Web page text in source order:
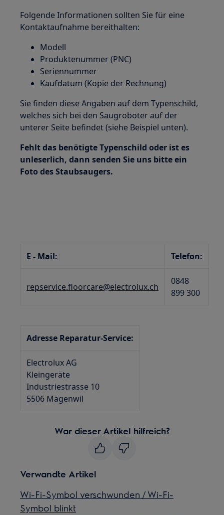
Folgende Informationen sollten Sie für eine
Kontaktaufnahme bereithalten:
Modell
Produktenummer (PNC)
Seriennummer
Kaufdatum (Kopie der Rechnung)
Sie finden diese Angaben auf dem Typenschild,
welches sich bei den Saugroboter auf der
unterer Seite befindet (siehe Beispiel unten).
Fehlt das benötigte Typenschild oder ist es
unleserlich, dann senden Sie uns bitte ein
Foto des Staubsaugers.
E - Mail: Telefon:
repservice.floorcare@electrolux.ch
0848
899 300
Adresse Reparatur-Service:
Electrolux AG
Kleingeräte
Industriestrasse 10
5506 Mägenwil
War dieser Artikel hilfreich?
Verwandte Artikel
Wi-Fi-Symbol verschwunden / Wi-Fi-
Symbol blinkt